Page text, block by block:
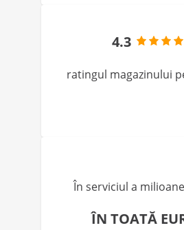
4.3
ratingul magazinului
În serviciul a
ÎN TOATĂ